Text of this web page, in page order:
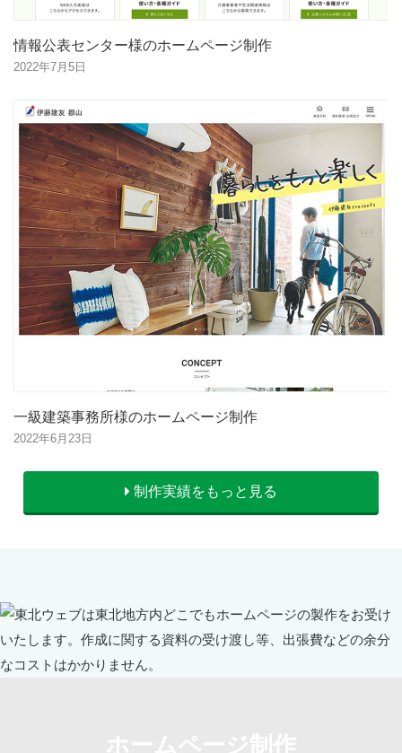
情報公表センター様のホームページ制作
2022年7月5日
一級建築事務所様のホームページ制作
2022年6月23日
制作実績をもっと見る